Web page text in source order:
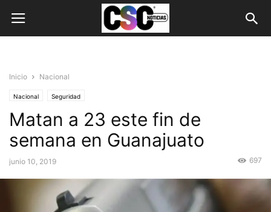
Inicio Nacional
Nacional Seguridad
Matan a 23 este fin de
semana en Guanajuato
junio 10, 2019 697